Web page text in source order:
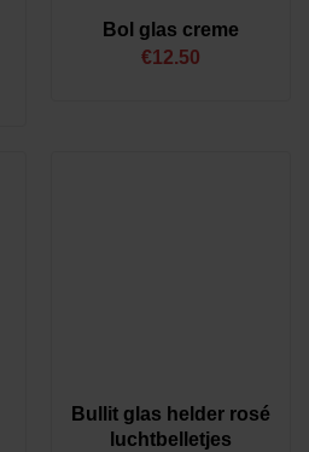
Bol glas creme
€12.50
Bullit glas helder rosé
luchtbelletjes